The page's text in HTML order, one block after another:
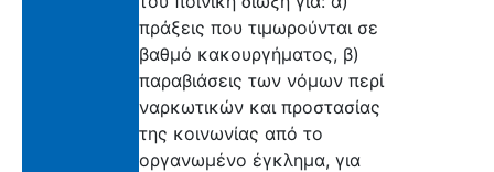
πράξεις που τιμωρούνται σε
βαθμό κακουργήματος, β)
παραβιάσεις των νόμων περί
ναρκωτικών και προστασίας
της κοινωνίας από το
οργανωμένο έγκλημα, για